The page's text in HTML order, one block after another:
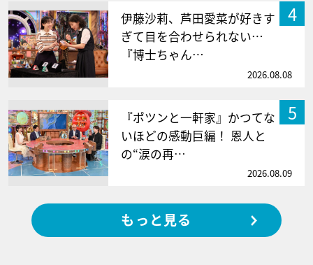
4
伊藤沙莉、芦田愛菜が好きす
ぎて目を合わせられない…
『博士ちゃん…
2026.08.08
5
『ポツンと一軒家』かつてな
いほどの感動巨編！ 恩人と
の“涙の再…
2026.08.09
もっと見る